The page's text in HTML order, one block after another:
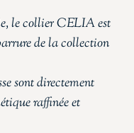
le collier CELIA est
de la collection
sont directement
raffinée et